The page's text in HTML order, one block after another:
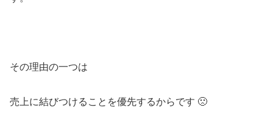
その理由の一つは
売上に結びつけることを優先するからです 🙁